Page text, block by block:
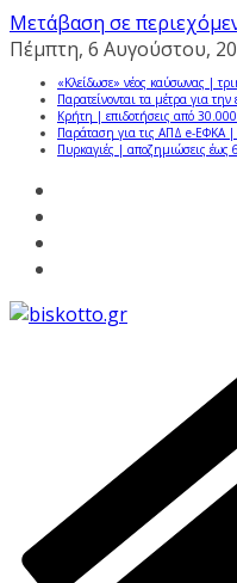
Μετάβαση σε
Πέμπτη, 6 Αυγούστου,
«Κλείδωσε» νέος καύσωνας |
Παρατείνονται τα μέτρα για
Κρήτη | επιδοτήσεις από 30.000
Παράταση για τις ΑΠΔ e-ΕΦΚΑ |
Πυρκαγιές | αποζημιώσεις